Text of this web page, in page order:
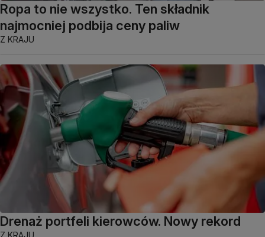
Ropa to nie wszystko. Ten składnik
najmocniej podbija ceny paliw
Z KRAJU
Drenaż portfeli kierowców. Nowy rekord
Z KRAJU